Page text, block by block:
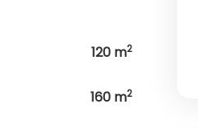
120 m2
160 m2